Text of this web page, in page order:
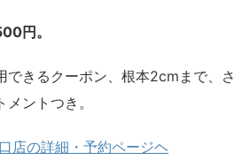
円。
できるクーポン、根本2cmまで、さ
ントつき。
店の詳細・予約ページヘ